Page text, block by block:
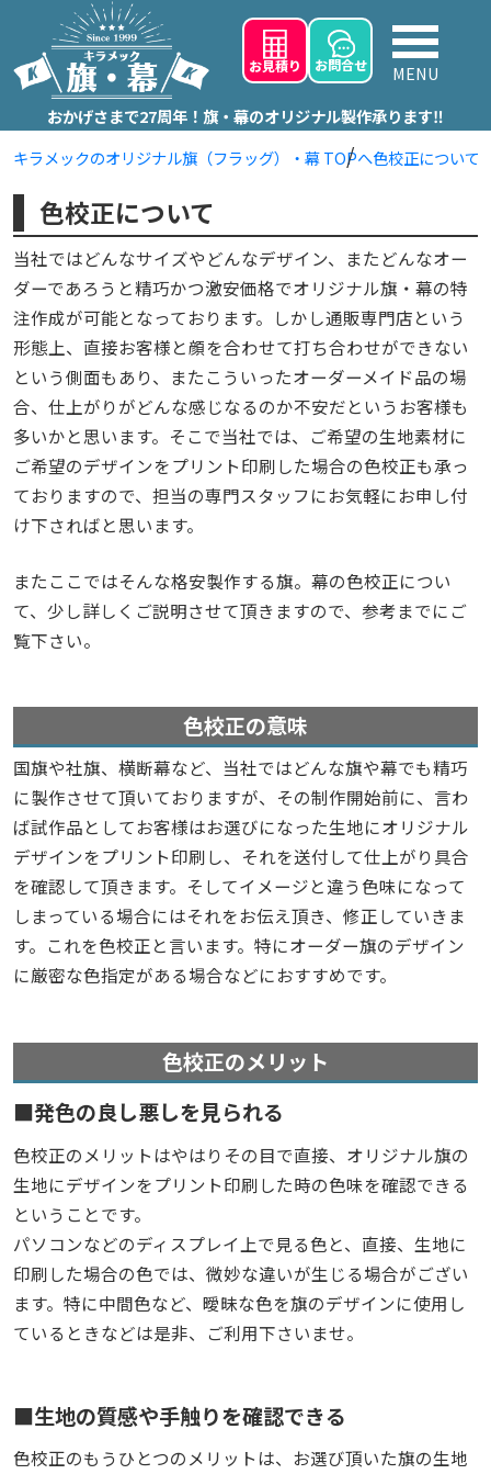
お見積り お問合せ
MENU
おかげさまで27周年！旗・幕のオリジナル製作承ります‼
キラメックのオリジナル旗（フラッグ）・幕 TOPへ色校正について
色校正について
当社ではどんなサイズやどんなデザイン、またどんなオー
ダーであろうと精巧かつ激安価格でオリジナル旗・幕の特
注作成が可能となっております。しかし通販専門店という
形態上、直接お客様と顔を合わせて打ち合わせができない
という側面もあり、またこういったオーダーメイド品の場
合、仕上がりがどんな感じなるのか不安だというお客様も
多いかと思います。そこで当社では、ご希望の生地素材に
ご希望のデザインをプリント印刷した場合の色校正も承っ
ておりますので、担当の専門スタッフにお気軽にお申し付
け下さればと思います。
またここではそんな格安製作する旗。幕の色校正につい
て、少し詳しくご説明させて頂きますので、参考までにご
覧下さい。
色校正の意味
国旗や社旗、横断幕など、当社ではどんな旗や幕でも精巧
に製作させて頂いておりますが、その制作開始前に、言わ
ば試作品としてお客様はお選びになった生地にオリジナル
デザインをプリント印刷し、それを送付して仕上がり具合
を確認して頂きます。そしてイメージと違う色味になって
しまっている場合にはそれをお伝え頂き、修正していきま
す。これを色校正と言います。特にオーダー旗のデザイン
に厳密な色指定がある場合などにおすすめです。
色校正のメリット
発色の良し悪しを見られる
色校正のメリットはやはりその目で直接、オリジナル旗の
生地にデザインをプリント印刷した時の色味を確認できる
ということです。
パソコンなどのディスプレイ上で見る色と、直接、生地に
印刷した場合の色では、微妙な違いが生じる場合がござい
ます。特に中間色など、曖昧な色を旗のデザインに使用し
ているときなどは是非、ご利用下さいませ。
生地の質感や手触りを確認できる
色校正のもうひとつのメリットは、お選び頂いた旗の生地